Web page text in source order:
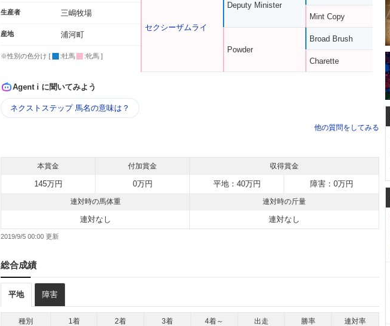
生産者 三嶋牧場
産地 浦河町
※性別の色分け [ :牡馬 :牝馬 ]
セクシーザムライ
Deputy Minister
Powder
Mint Copy
Broad Brush
Charette
Agent i に聞いてみよう
ネクストステップ 馬名の意味は？
他の質問をしてみる
本賞金 付加賞金 収得賞金
145万円 0万円 平地：40万円 障害：0万円
連対時の馬体重 連対時の斤量
連対なし 連対なし
2019/9/5 00:00
総合成績
平地 障害
種別 1着 2着 3着 4着～ 出走 勝率 連対率